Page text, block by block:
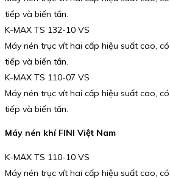
tiếp và biến tần.
K-MAX TS 132-10 VS
Máy nén trục vít hai cấp hiệu suất cao,
tiếp và biến tần.
K-MAX TS 110-07 VS
Máy nén trục vít hai cấp hiệu suất cao,
tiếp và biến tần.
Máy nén khí FINI Việt Nam
K-MAX TS 110-10 VS
Máy nén trục vít hai cấp hiệu suất cao,